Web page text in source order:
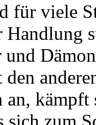
für viele
und
den
an,
sich zum